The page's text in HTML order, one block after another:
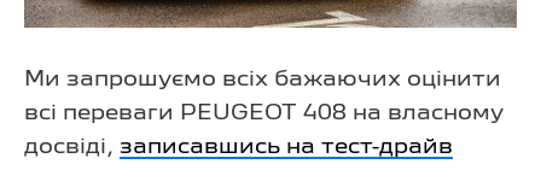
Ми запрошуємо всіх бажаючих оцінити
всі переваги PEUGEOT 408 на власному
досвіді, записавшись на тест-драйв